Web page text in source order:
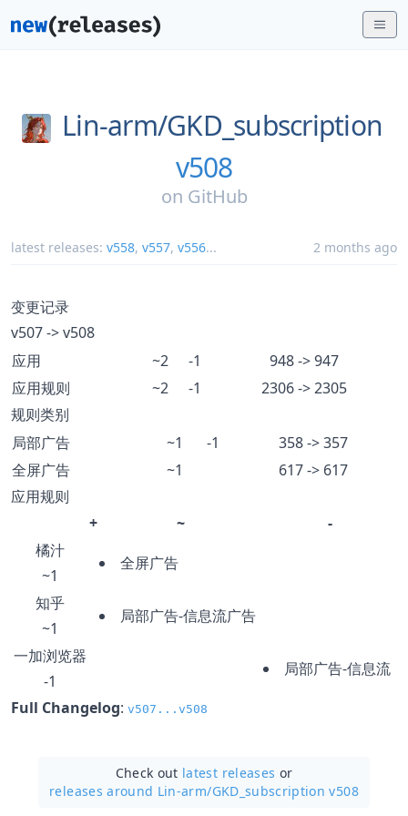
Lin-arm/GKD_subscription
v508
on GitHub
latest releases: v558, v557, v556... 2 months ago
变更记录
v507 -> v508
应用
~2 -1
948 -> 947
应用规则
~2 -1
2306 -> 2305
规则类别
局部广告
~1 -1
358 -> 357
全屏广告
~1
617 -> 617
应用规则
+
~
-
橘汁
~1
全屏广告
知乎
~1
局部广告-信息流广告
一加浏览器
-1
局部广告-信息流
Full Changelog: v507...v508
Check out latest releases or
releases around Lin-arm/GKD_subscription v508